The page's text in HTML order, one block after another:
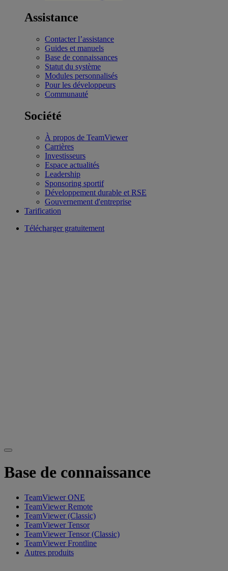
Assistance
Contacter l’assistance
Guides et manuels
Base de connaissances
Statut du système
Modules personnalisés
Pour les développeurs
Communauté
Société
À propos de TeamViewer
Carrières
Investisseurs
Espace actualités
Leadership
Sponsoring sportif
Développement durable et RSE
Gouvernement d'entreprise
Tarification
Télécharger gratuitement
Base de connaissance
TeamViewer ONE
TeamViewer Remote
TeamViewer (Classic)
TeamViewer Tensor
TeamViewer Tensor (Classic)
TeamViewer Frontline
Autres produits